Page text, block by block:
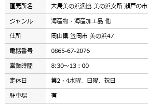
直売所名
大島美の浜漁協 美の浜支所 瀬戸の市
ジャンル
海産物・海産加工品 他
住所
岡山県 笠岡市 美の浜47
電話番号
0865-67-2076
営業時間
8:30～13：00
定休日
第2・4水曜、日曜、祝日
駐車場
有